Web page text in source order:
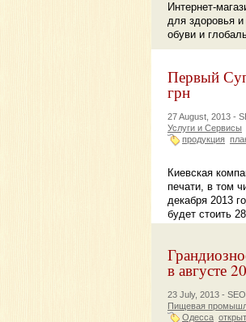
Интернет-
для здоровья
обуви и
Первый
грн
27 August, 2013 -
Услуги и Сервисы
продукция
Киевская
печати, в том
декабря 2013
будет стоить
в августе
23 July, 2013 -
Пищевая
Одесса